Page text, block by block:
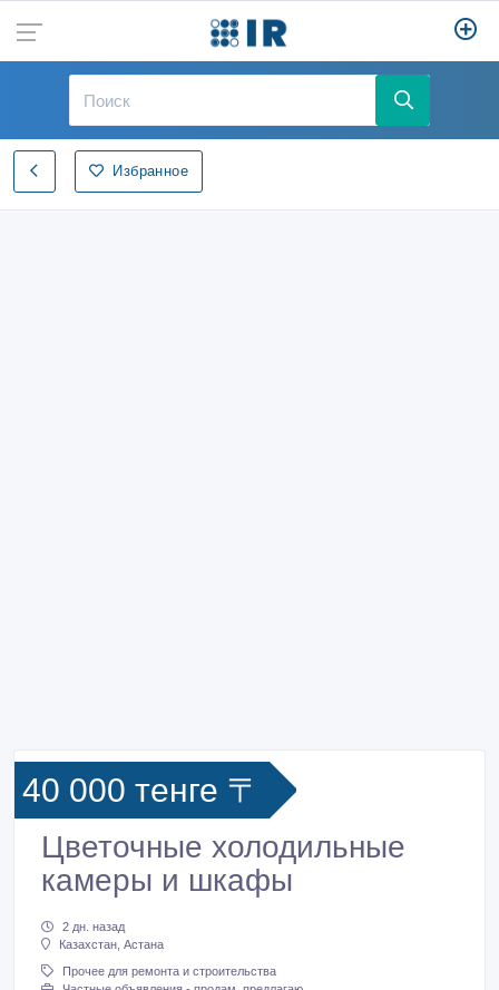
Избранное
40 000 тенге 〒
Цветочные холодильные
камеры и шкафы
2 дн. назад
Казахстан, Астана
Прочее для ремонта и строительства